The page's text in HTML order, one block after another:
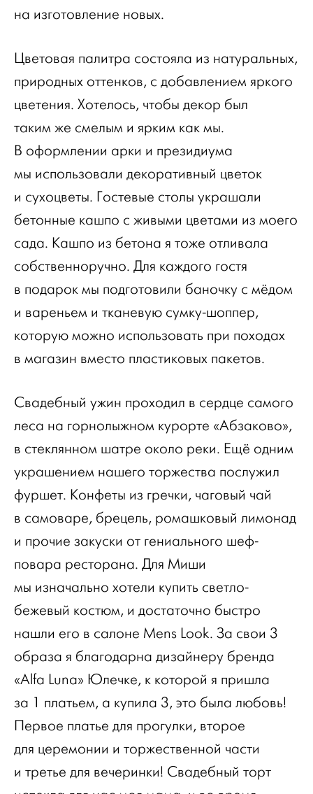
на изготовление новых.
Цветовая палитра состояла из натуральных,
природных оттенков, с добавлением яркого
цветения. Хотелось, чтобы декор был
таким же смелым и ярким как мы.
В оформлении арки и президиума
мы использовали декоративный цветок
и сухоцветы. Гостевые столы украшали
бетонные кашпо с живыми цветами из моего
сада. Кашпо из бетона я тоже отливала
собственноручно. Для каждого гостя
в подарок мы подготовили баночку с мёдом
и вареньем и тканевую сумку-шоппер,
которую можно использовать при походах
в магазин вместо пластиковых пакетов.
Свадебный ужин проходил в сердце самого
леса на горнолыжном курорте «Абзаково»,
в стеклянном шатре около реки. Ещё одним
украшением нашего торжества послужил
фуршет. Конфеты из гречки, чаговый чай
в самоваре, брецель, ромашковый лимонад
и прочие закуски от гениального шеф-
повара ресторана. Для Миши
мы изначально хотели купить светло-
бежевый костюм, и достаточно быстро
нашли его в салоне Mens Look. За свои 3
образа я благодарна дизайнеру бренда
«Alfa Luna» Юлечке, к которой я пришла
за 1 платьем, а купила 3, это была любовь!
Первое платье для прогулки, второе
для церемонии и торжественной части
и третье для вечеринки! Свадебный торт